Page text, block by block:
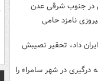
در جنوب شرقی عدن
نامزد حامی
داد، تحقیر نصیبش
در شهر سامراء را